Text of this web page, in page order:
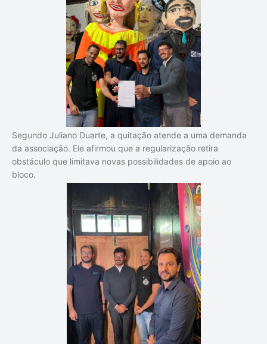
Segundo Juliano Duarte, a quitação atende a uma demanda
da associação. Ele afirmou que a regularização retira
obstáculo que limitava novas possibilidades de apoio ao
bloco.